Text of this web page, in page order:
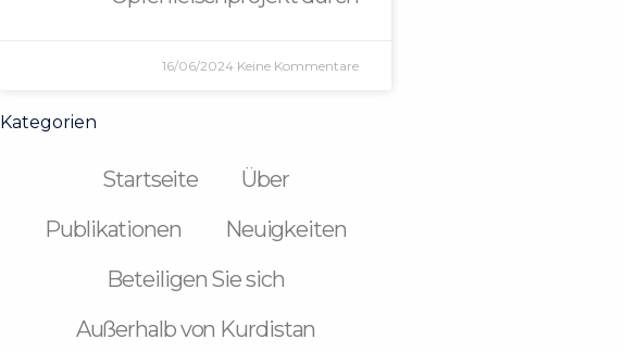
16/06/2024 Keine Kommentare
Kategorien
Startseite
Über
Publikationen
Neuigkeiten
Beteiligen Sie sich
Außerhalb von Kurdistan